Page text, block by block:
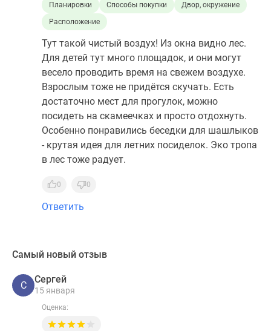
Планировки
Способы покупки
Двор, окружение
Расположение
Тут такой чистый воздух! Из окна видно лес.
Для детей тут много площадок, и они могут
весело проводить время на свежем воздухе.
Взрослым тоже не придётся скучать. Есть
достаточно мест для прогулок, можно
посидеть на скамеечках и просто отдохнуть.
Особенно понравились беседки для шашлыков
- крутая идея для летних посиделок. Эко тропа
в лес тоже радует.
0 0
Ответить
Самый новый отзыв
С
Сергей
15 января
Оценка: